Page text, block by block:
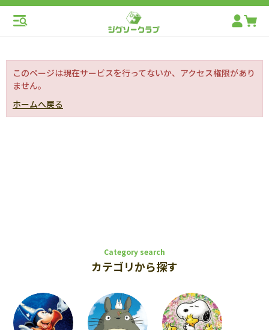
このページは現在サービスを行ってないか、アクセス権限があり
ません。
ホームへ戻る
Category search
カテゴリから探す